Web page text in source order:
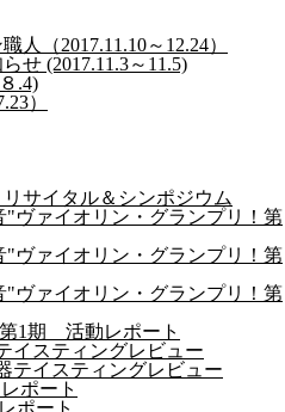
人（2017.11.10～12.24）
せ (2017.11.3～11.5)
.4)
）
サイタル＆シンポジウム
ヴァイオリン・グランプリ！第
ヴァイオリン・グランプリ！第
ヴァイオリン・グランプリ！第
1期 活動レポート
イスティングレビュー
テイスティングレビュー
ポート
ポート